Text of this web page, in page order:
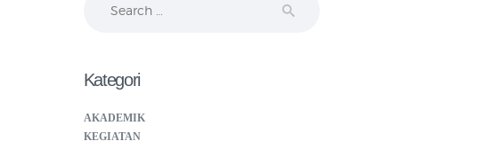
Kategori
AKADEMIK
KEGIATAN